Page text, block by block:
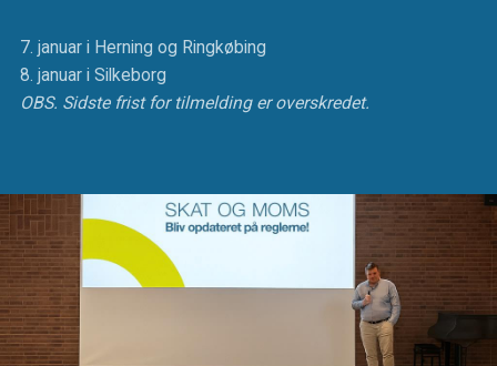
7. januar i Herning og Ringkøbing
8. januar i Silkeborg
OBS. Sidste frist for tilmelding er overskredet.